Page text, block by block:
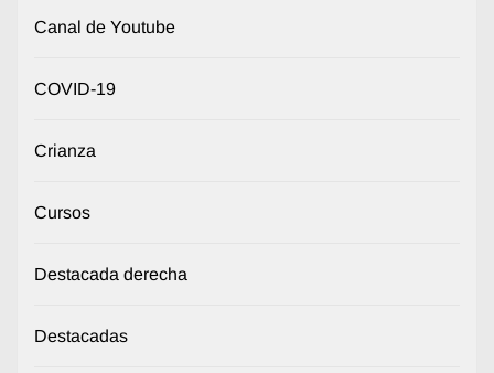
Canal de Youtube
COVID-19
Crianza
Cursos
Destacada derecha
Destacadas